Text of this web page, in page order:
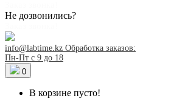
Не дозвонились?
info@labtime.kz Обработка заказов:
Пн-Пт с 9 до 18
0
В корзине пусто!